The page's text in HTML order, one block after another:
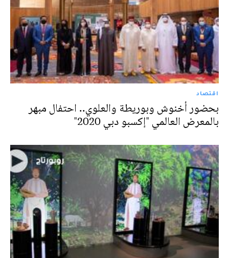
اقتصاد
بحضور أخنوش وبوريطة والعلوي.. احتفال مبهر
بالمعرض العالمي "إكسبو دبي 2020"